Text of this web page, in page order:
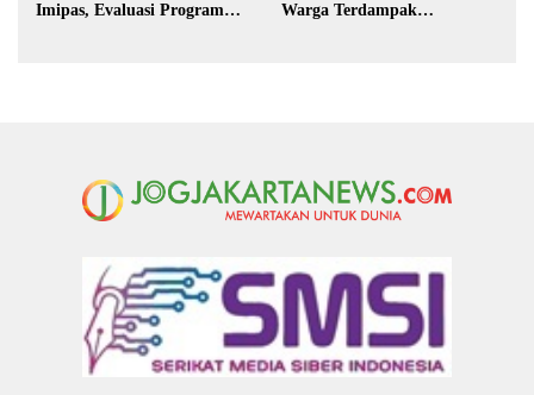
Imipas, Evaluasi Program
Warga Terdampak